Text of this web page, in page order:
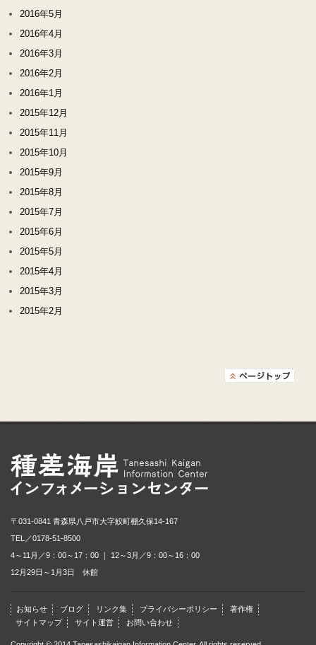
2016年5月
2016年4月
2016年3月
2016年2月
2016年1月
2015年12月
2015年11月
2015年10月
2015年9月
2015年8月
2015年7月
2015年6月
2015年5月
2015年4月
2015年3月
2015年2月
〒031-0841 青森県八戸市大字鮫町棚久保14-167
TEL／0178-51-8500
4～11月／9：00～17：00 ｜ 12～3月／9：00～16：00
12月29日～1月3日 休館
お知らせ ブログ リンク集 プライバシーポリシー
著作権
サイトマップ
サイト運営 お問い合わせ